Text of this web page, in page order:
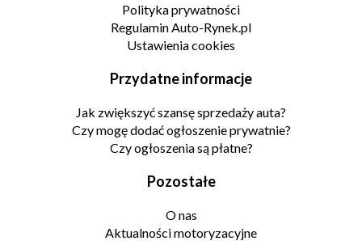
Polityka prywatności
Regulamin Auto-Rynek.pl
Ustawienia cookies
Przydatne informacje
Jak zwiększyć szansę sprzedaży auta?
Czy mogę dodać ogłoszenie prywatnie?
Czy ogłoszenia są płatne?
Pozostałe
O nas
Aktualności motoryzacyjne